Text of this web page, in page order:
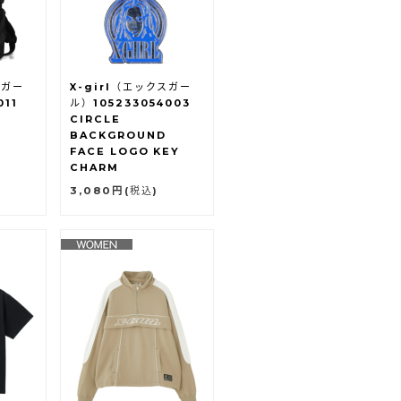
ー
X-girl（エックスガー
ル）105233054003
CIRCLE
BACKGROUND
FACE LOGO KEY
CHARM
3,080円 (税込)